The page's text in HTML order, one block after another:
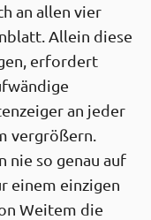
an allen vier
Allein diese
erfordert
an jeder
vergrößern.
nie so genau auf
einem einzigen
Weitem die